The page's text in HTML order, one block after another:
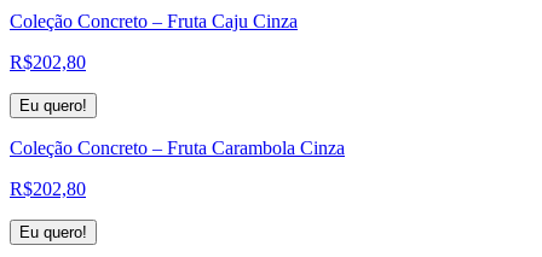
Coleção Concreto – Fruta Caju Cinza
R$202,80
Eu quero!
Coleção Concreto – Fruta Carambola Cinza
R$202,80
Eu quero!